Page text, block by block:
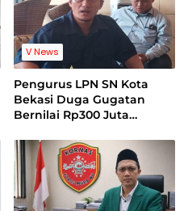
V News
Pengurus LPN SN Kota
Bekasi Duga Gugatan
Bernilai Rp300 Juta
Terhadap Lembaga